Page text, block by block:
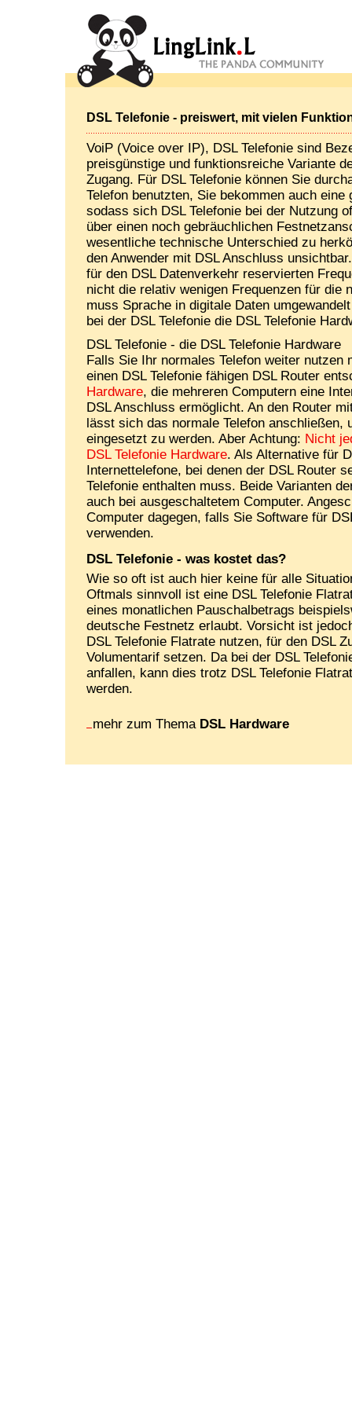
DSL Telefonie - preiswert, mit vielen
VoiP (Voice over IP), DSL Telefonie sind
preisgünstige und funktionsreiche Variante
Zugang. Für DSL Telefonie können Sie
Telefon benutzten, Sie bekommen auch eine
sodass sich DSL Telefonie bei der Nutzung
über einen noch gebräuchlichen
wesentliche technische Unterschied zu
den Anwender mit DSL Anschluss
für den DSL Datenverkehr reservierten
nicht die relativ wenigen Frequenzen für die
muss Sprache in digitale Daten
bei der DSL Telefonie die DSL Telefonie
DSL Telefonie - die DSL Telefonie Hardware
Falls Sie Ihr normales Telefon weiter nutzen
einen DSL Telefonie fähigen DSL Router
Hardware, die mehreren Computern eine
DSL Anschluss ermöglicht. An den Router
lässt sich das normale Telefon anschließen,
eingesetzt zu werden. Aber Achtung: Nicht
DSL Telefonie Hardware. Als Alternative für
Internettelefone, bei denen der DSL Router
Telefonie enthalten muss. Beide Varianten
auch bei ausgeschaltetem Computer.
Computer dagegen, falls Sie Software für
verwenden.
DSL Telefonie - was kostet das?
Wie so oft ist auch hier keine für alle
Oftmals sinnvoll ist eine DSL Telefonie
eines monatlichen Pauschalbetrags
deutsche Festnetz erlaubt. Vorsicht ist
DSL Telefonie Flatrate nutzen, für den DSL
Volumentarif setzen. Da bei der DSL
anfallen, kann dies trotz DSL Telefonie
werden.
mehr zum Thema DSL Hardware